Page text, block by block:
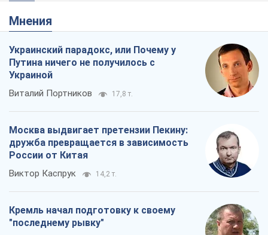
Мнения
Украинский парадокс, или Почему у
Путина ничего не получилось с
Украиной
Виталий Портников 17,8 т.
Москва выдвигает претензии Пекину:
дружба превращается в зависимость
России от Китая
Виктор Каспрук 14,2 т.
Кремль начал подготовку к своему
"последнему рывку"